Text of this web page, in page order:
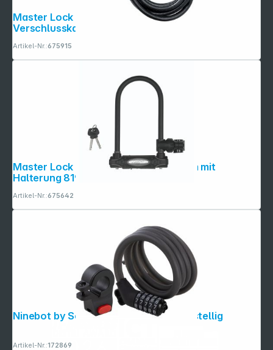
Master Lock verstellbares Python
Verschlusskabel 8mm 8418EURD
Artikel-Nr.:675915
Master Lock Bügelschloss Stahl 13mm mit
Halterung 8195EURDPRO
Artikel-Nr.:675642
Ninebot by Segway Zahlenschloss 5-stellig
Artikel-Nr.:172869